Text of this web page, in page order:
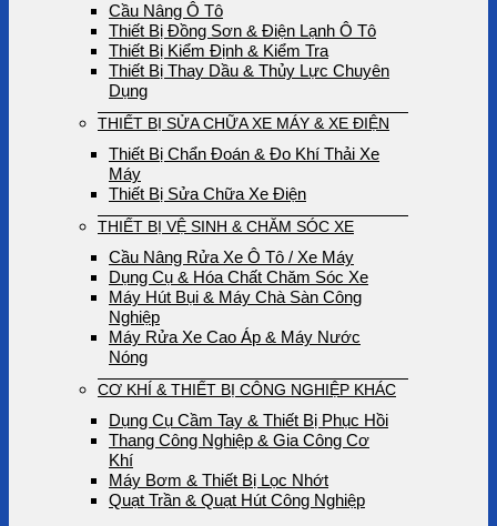
Cầu Nâng Ô Tô
Thiết Bị Đồng Sơn & Điện Lạnh Ô Tô
Thiết Bị Kiểm Định & Kiểm Tra
Thiết Bị Thay Dầu & Thủy Lực Chuyên
Dụng
THIẾT BỊ SỬA CHỮA XE MÁY & XE ĐIỆN
Thiết Bị Chẩn Đoán & Đo Khí Thải Xe
Máy
Thiết Bị Sửa Chữa Xe Điện
THIẾT BỊ VỆ SINH & CHĂM SÓC XE
Cầu Nâng Rửa Xe Ô Tô / Xe Máy
Dụng Cụ & Hóa Chất Chăm Sóc Xe
Máy Hút Bụi & Máy Chà Sàn Công
Nghiệp
Máy Rửa Xe Cao Áp & Máy Nước
Nóng
CƠ KHÍ & THIẾT BỊ CÔNG NGHIỆP KHÁC
Dụng Cụ Cầm Tay & Thiết Bị Phục Hồi
Thang Công Nghiệp & Gia Công Cơ
Khí
Máy Bơm & Thiết Bị Lọc Nhớt
Quạt Trần & Quạt Hút Công Nghiệp